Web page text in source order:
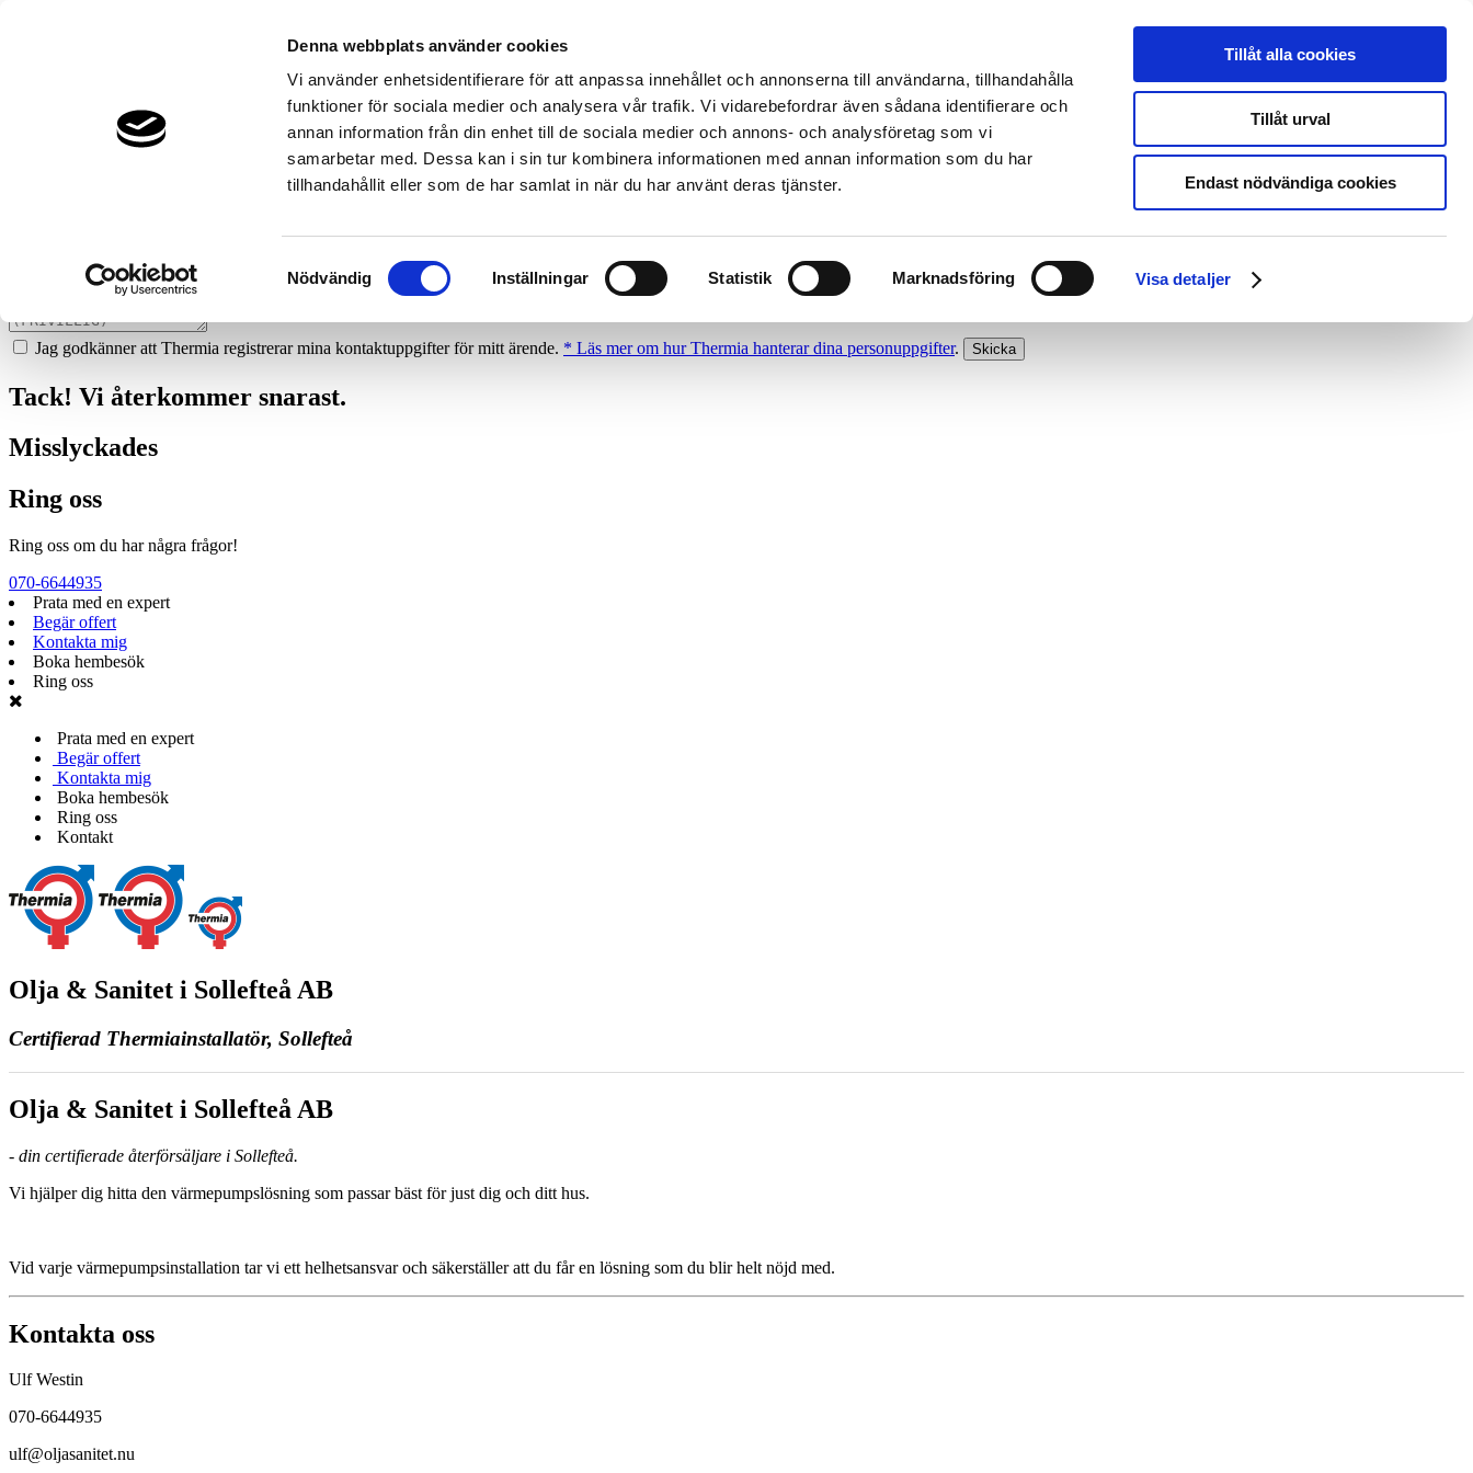
Denna webbplats använder cookies
Vi använder enhetsidentifierare för att anpassa innehållet och annonserna till användarna, tillhandahålla
funktioner för sociala medier och analysera vår trafik. Vi vidarebefordrar även sådana identifierare och
annan information från din enhet till de sociala medier och annons- och analysföretag som vi
samarbetar med. Dessa kan i sin tur kombinera informationen med annan information som du har
tillhandahållit eller som de har samlat in när du har använt deras tjänster.
Samtyckesval
Nödvändig Inställningar Statistik Marknadsföring Visa detaljer
Tillåt alla cookies
Tillåt urval
Endast nödvändiga cookies
Vi ger dig gärna goda råd - helt kostnadsfritt.
Vi hjälper dig att räkna ut mycket du kan spara med en värmepump!
Jag godkänner att Thermia registrerar mina kontaktuppgifter för mitt ärende. * Läs mer om hur Thermia hanterar dina personuppgifter.
Tack! Vi återkommer snarast.
Misslyckades
Ring oss
Ring oss om du har några frågor!
070-6644935
Prata med en expert
Begär offert
Kontakta mig
Boka hembesök
Ring oss
Prata med en expert
Begär offert
Kontakta mig
Boka hembesök
Ring oss
Kontakt
Olja & Sanitet i Sollefteå AB
Certifierad Thermiainstallatör, Sollefteå
Olja & Sanitet i Sollefteå AB
- din certifierade återförsäljare i Sollefteå.
Vi hjälper dig hitta den värmepumpslösning som passar bäst för just dig och ditt hus.
Vid varje värmepumpsinstallation tar vi ett helhetsansvar och säkerställer att du får en lösning som du blir helt nöjd med.
Kontakta oss
Ulf Westin
070-6644935
ulf@oljasanitet.nu